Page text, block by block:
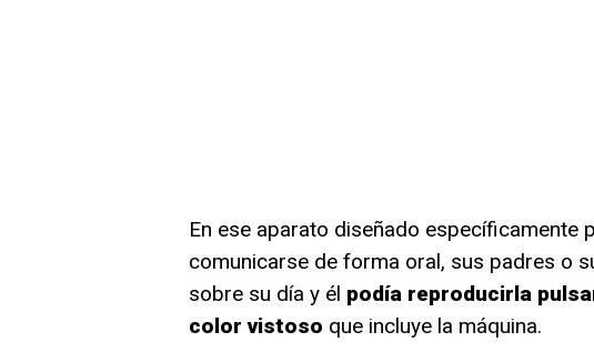
En ese aparato diseñado específicamente
comunicarse de forma oral, sus padres o
sobre su día y él podía reproducirla
color vistoso que incluye la máquina.